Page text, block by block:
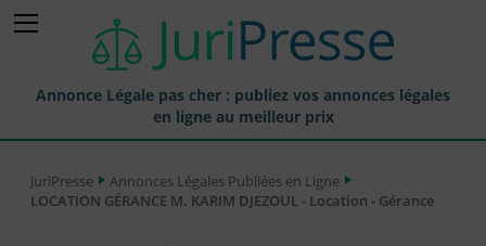
Annonce Légale pas cher : publiez vos annonces légales
en ligne au meilleur prix
Annonces Légales Publiées
JuriPresse
Annonces Légales Publiées en Ligne
LOCATION GÉRANCE M. KARIM DJEZOUL - Location - Gérance